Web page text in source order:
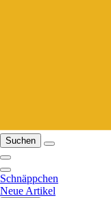
Suchen
Schnäppchen
Neue Artikel